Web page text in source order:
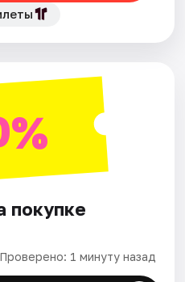
покупке
Проверено: 1 минуту назад